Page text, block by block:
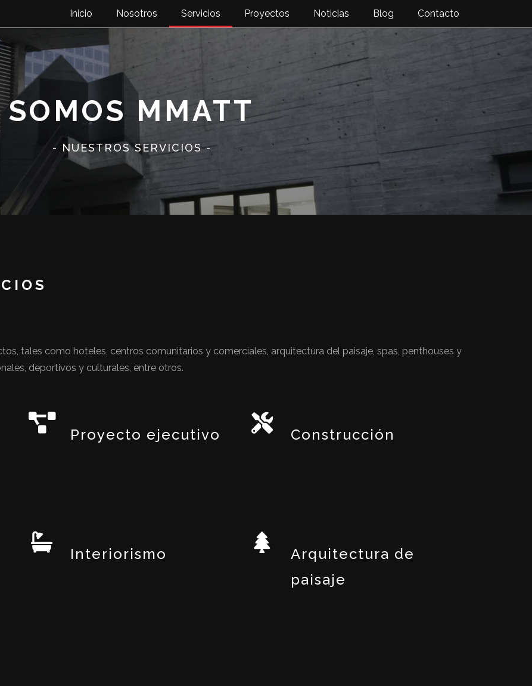
Inicio Nosotros Servicios Proyectos Noticias Blog Contacto
SOMOS MMATT
- NUESTROS SERVICIOS -
tales como hoteles, centros comunitarios y comerciales, arquitectura del paisaje, spas, penthouses y
deportivos y culturales, entre otros.
Proyecto ejecutivo Construcción
Interiorismo
Arquitectura de
paisaje